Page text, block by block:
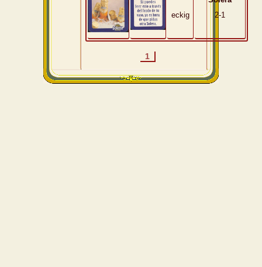
eckig
2-1
1